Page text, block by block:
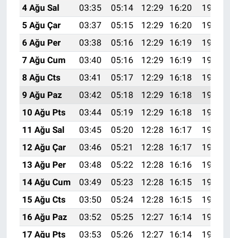
4 Ağu Sal
03:35 05:14 12:29 16:20
19:35
5 Ağu Çar
03:37 05:15 12:29 16:20
19:34
6 Ağu Per
03:38 05:16 12:29 16:19
19:33
7 Ağu Cum
03:40 05:16 12:29 16:19
19:31
8 Ağu Cts
03:41 05:17 12:29 16:18
19:30
9 Ağu Paz
03:42 05:18 12:29 16:18
19:29
10 Ağu Pts
03:44 05:19 12:29 16:18
19:28
11 Ağu Sal
03:45 05:20 12:28 16:17
19:27
12 Ağu Çar
03:46 05:21 12:28 16:17
19:25
13 Ağu Per
03:48 05:22 12:28 16:16
19:24
14 Ağu Cum
03:49 05:23 12:28 16:15
19:23
15 Ağu Cts
03:50 05:24 12:28 16:15
19:22
16 Ağu Paz
03:52 05:25 12:27 16:14
19:20
17 Ağu Pts
03:53 05:26 12:27 16:14
19:19